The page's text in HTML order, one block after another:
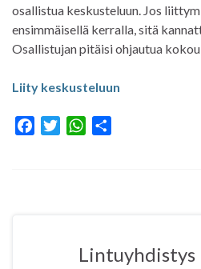
osallistua keskusteluun. Jos
ensimmäisellä kerralla, sitä
Osallistujan pitäisi ohjautua
Liity keskusteluun
W
p
Lintuyhdistys